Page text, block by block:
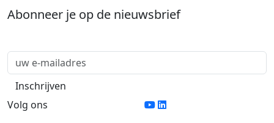
Abonneer je op de nieuwsbrief
Volg ons